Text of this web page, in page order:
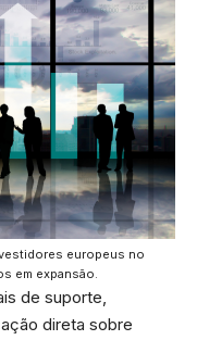
europeus no
em expansão.
de suporte,
direta sobre